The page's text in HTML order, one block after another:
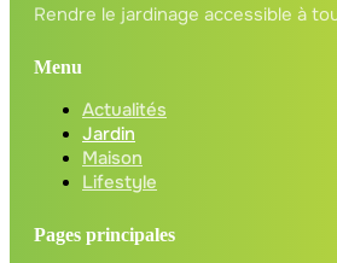
Rendre le jardinage accessible à
Menu
Actualités
Jardin
Maison
Lifestyle
Pages principales